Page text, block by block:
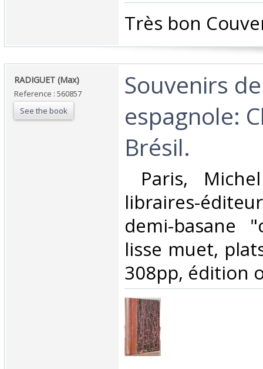
‎Très bon
‎RADIGUET (Max)‎
Reference : 560857
See the book
‎Souvenirs
espagnole:
Brésil.‎
Paris,
libraires-
demi-basane
lisse muet,
308pp, édition